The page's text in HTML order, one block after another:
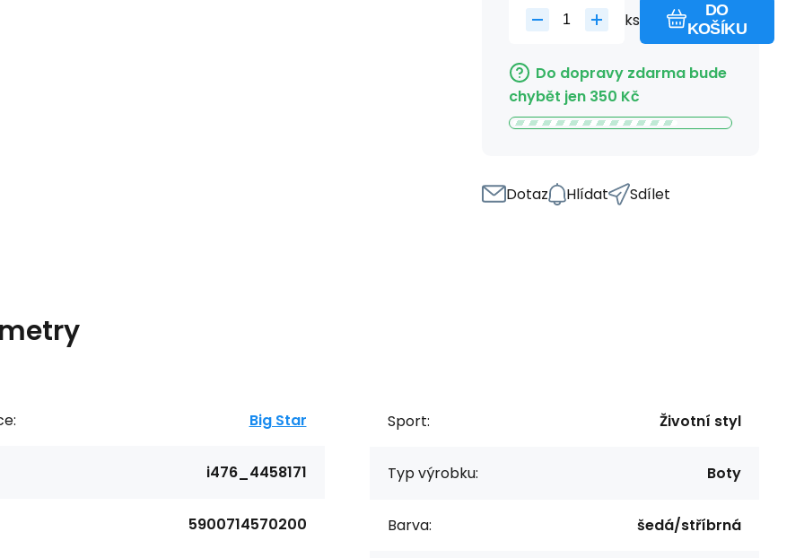
ks
DO
KOŠÍKU
Do dopravy zdarma bude
chybět jen 350 Kč
Dotaz Hlídat Sdílet
Big Star
i476_4458171
5900714570200
Sport: Životní styl
Typ výrobku: Boty
Barva: šedá/stříbrná